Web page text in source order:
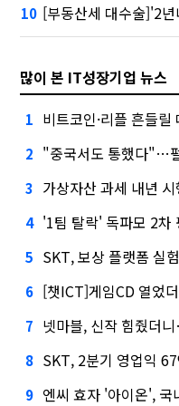
10 [부동산세 대수술]'2
많이 본 IT성장기업 뉴스
1 비트코인·리플 흔들
2 "중국서도 통했다"…
3 가상자산 과세 내년
4 '1팀 탈락' 독파모 2차
5 SKT, 보상 플랫폼 실
6 [챗ICT]게임CD 열었
7 넷마블, 신작 힘줬더
8 SKT, 2분기 영업익
9 엔씨 효자 '아이온', 국